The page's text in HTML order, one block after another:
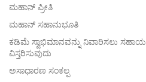
ಮಹಾನ್ ಪ್ರೀತಿ
ಮಹಾನ್ ಸಹಾನುಭೂತಿ
ಕಡಿಮೆ ಸ್ವಾಭಿಮಾನವನ್ನು ನಿವಾರಿಸಲು
ವಿಸ್ತರಿಸುವುದು
ಅಸಾಧಾರಣ ಸಂಕಲ್ಪ